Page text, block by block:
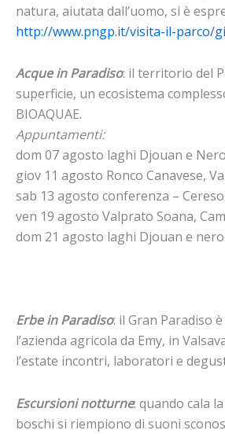
natura, aiutata dall’uomo, si è
http://www.pngp.it/visita-il-parco/
Acque in Paradiso: il territorio del
superficie, un ecosistema
BIOAQUAE.
Appuntamenti:
dom 07 agosto laghi Djouan e
giov 11 agosto Ronco Canavese,
sab 13 agosto conferenza –
ven 19 agosto Valprato Soana,
dom 21 agosto laghi Djouan e
Erbe in Paradiso: il Gran Paradiso
l’azienda agricola da Emy, in
l’estate incontri, laboratori e
Escursioni notturne: quando cala
boschi si riempiono di suoni